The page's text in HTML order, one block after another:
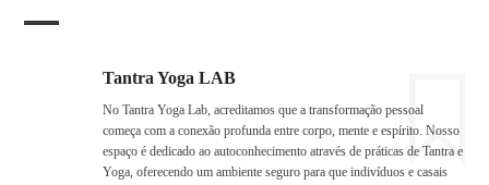
Tantra Yoga LAB
No Tantra Yoga Lab, acreditamos que a transformação pessoal
começa com a conexão profunda entre corpo, mente e espírito. Nosso
espaço é dedicado ao autoconhecimento através de práticas de Tantra e
Yoga, oferecendo um ambiente seguro para que indivíduos e casais